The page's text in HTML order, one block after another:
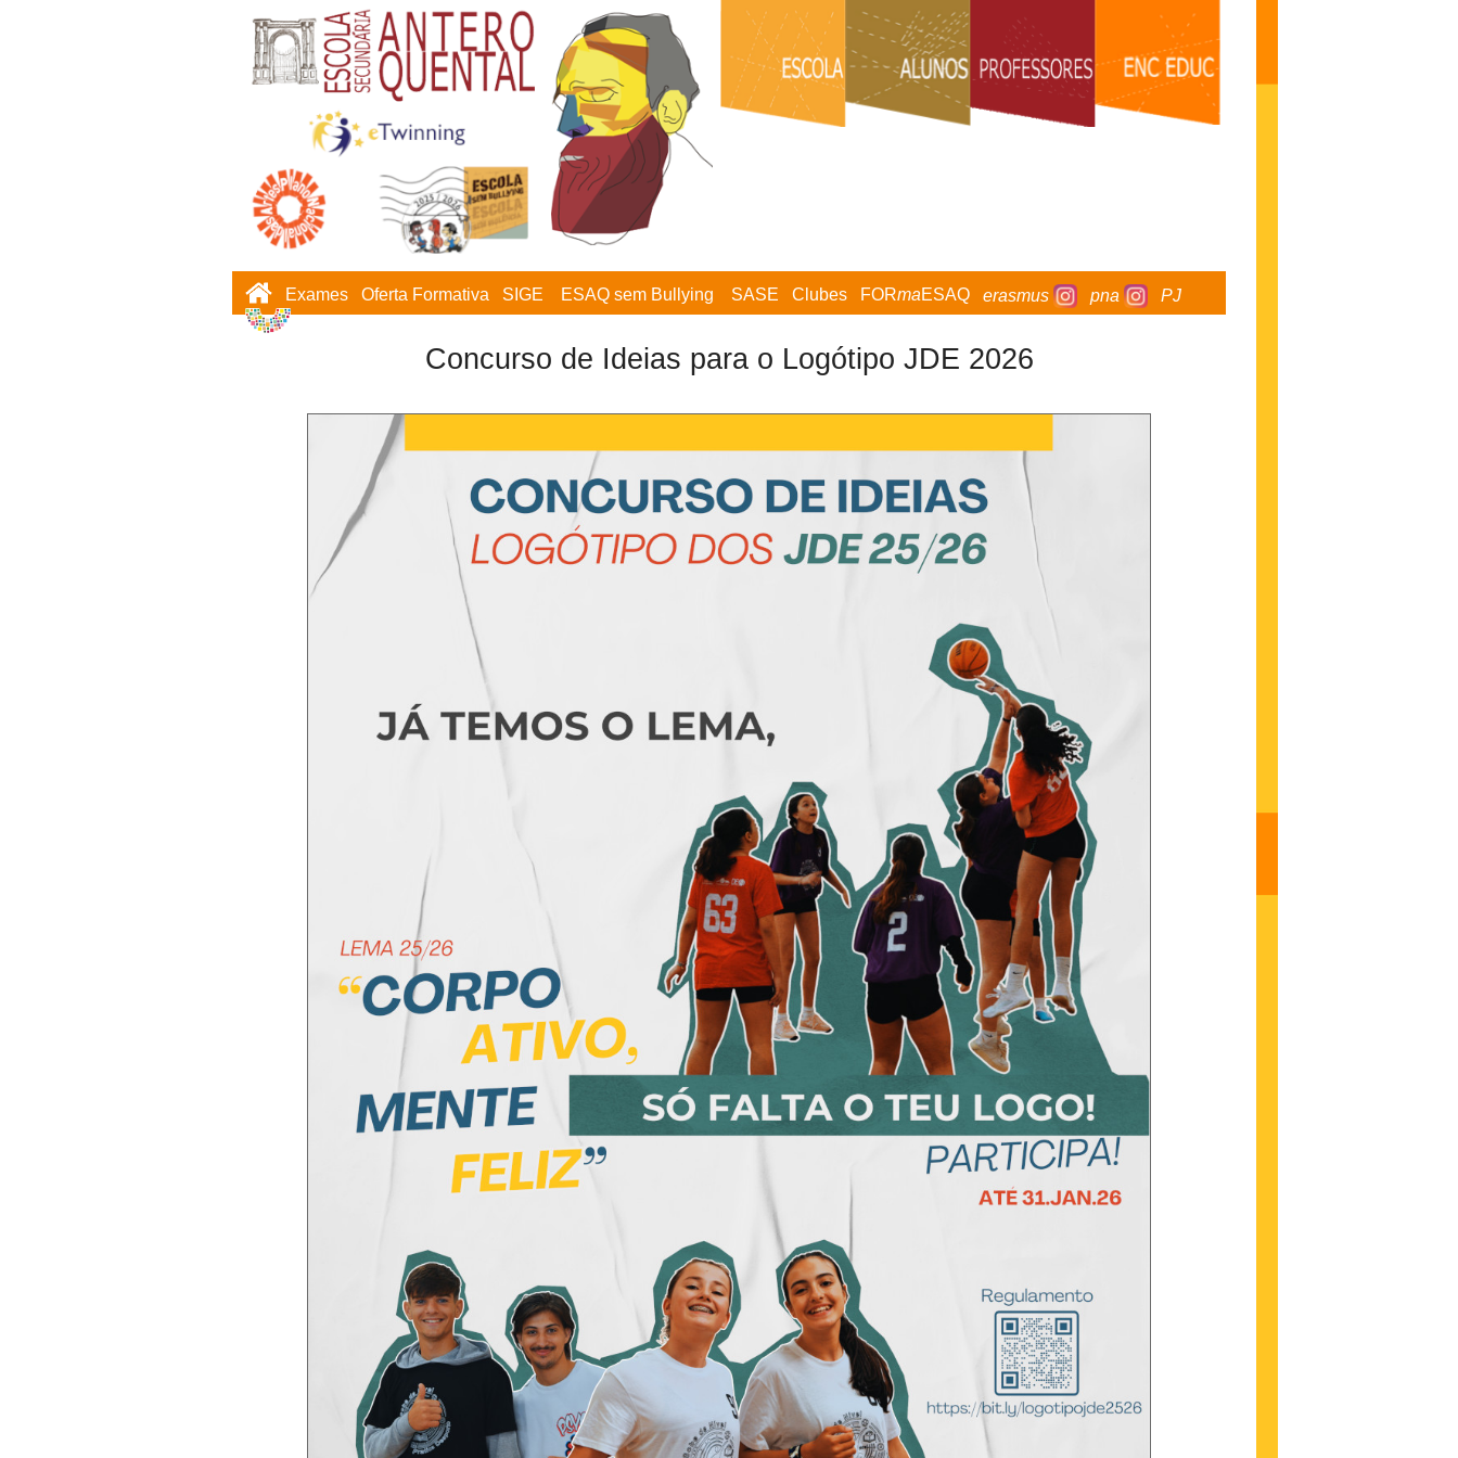
Exames Oferta Formativa SIGE ESAQ sem Bullying SASE Clubes FORmaESAQ erasmus pna PJ
Concurso de Ideias para o Logótipo JDE 2026